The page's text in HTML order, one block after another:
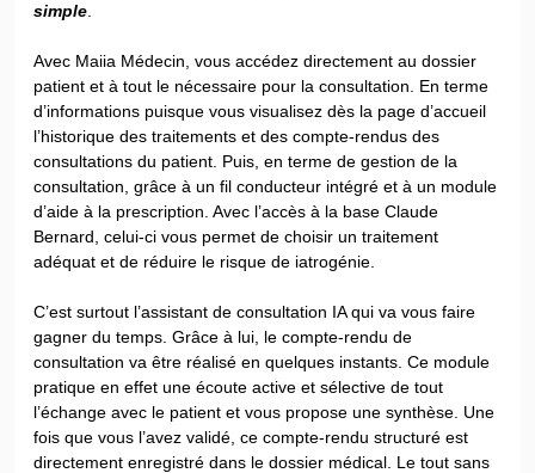
simple
Avec Maiia Médecin, vous accédez directement au dossier
patient et à tout le nécessaire pour la consultation. En terme
d’informations puisque vous visualisez dès la page d’accueil
l’historique des traitements et des compte-rendus des
consultations du patient. Puis, en terme de gestion de la
consultation, grâce à un fil conducteur intégré et à un module
d’aide à la prescription. Avec l’accès à la base Claude
Bernard, celui-ci vous permet de choisir un traitement
adéquat et de réduire le risque de iatrogénie.
C’est surtout l’assistant de consultation IA qui va vous faire
gagner du temps. Grâce à lui, le compte-rendu de
consultation va être réalisé en quelques instants. Ce module
pratique en effet une écoute active et sélective de tout
l’échange avec le patient et vous propose une synthèse. Une
fois que vous l’avez validé, ce compte-rendu structuré est
directement enregistré dans le dossier médical. Le tout sans